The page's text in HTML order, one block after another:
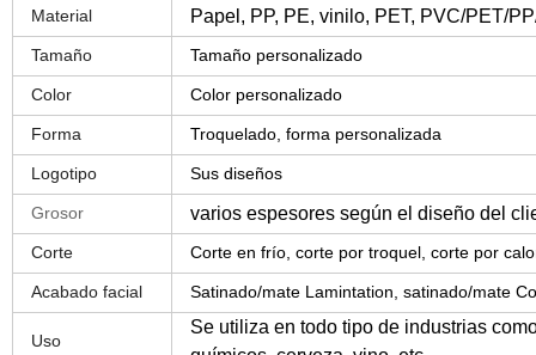
Material Papel, PP, PE, vinilo, PET, PVC/PET/
Tamaño Tamaño personalizado
Color Color personalizado
Forma Troquelado, forma personalizada
Logotipo Sus diseños
Grosor varios espesores según el diseño del
Corte Corte en frío, corte por troquel, corte por
Acabado facial Satinado/mate Lamintation, satinado/mate
Uso
Se utiliza en todo tipo de industrias